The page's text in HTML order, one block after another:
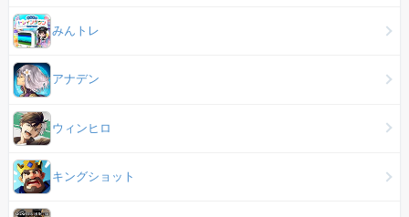
みんトレ
アナデン
ウィンヒロ
キングショット